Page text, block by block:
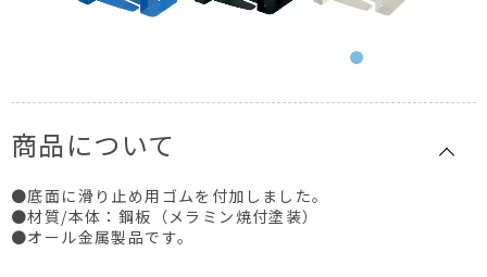
商品について
●底面に滑り止め用ゴムを付加しました。
●材質/本体：鋼板（メラミン焼付塗装）
●オール金属製品です。